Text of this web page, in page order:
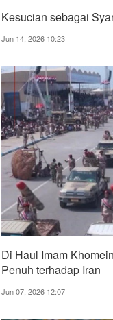
‎Kesucian sebagai
Jun 14, 2026 10:23
Di Haul Imam
Penuh terhadap Iran
Jun 07, 2026 12:07